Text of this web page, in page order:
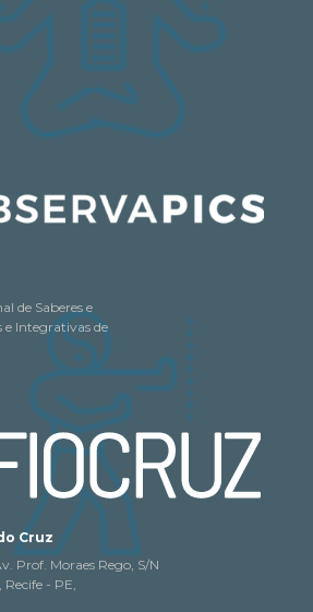
de Saberes e
e Integrativas de
Cruz
Prof. Moraes Rego, S/N
- PE,